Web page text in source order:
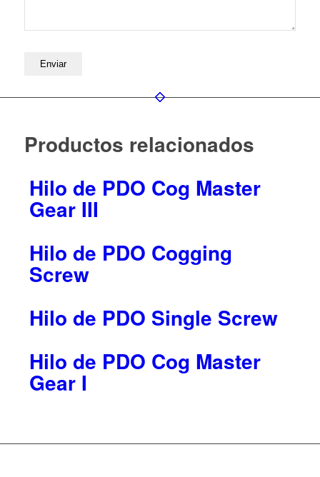
Productos relacionados
Hilo de PDO Cog Master
Gear III
Hilo de PDO Cogging
Screw
Hilo de PDO Single Screw
Hilo de PDO Cog Master
Gear I